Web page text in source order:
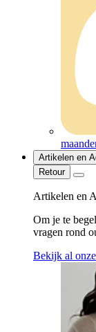
Artikelen en
Retour
Artikelen en
Om je te
vragen rond
Bekijk al